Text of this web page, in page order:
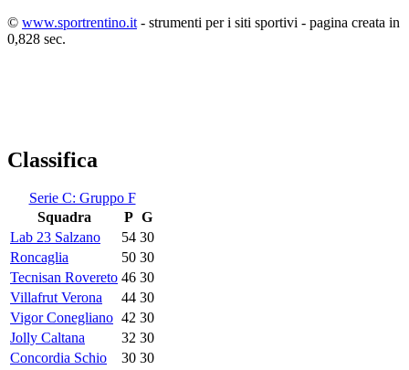
© www.sportrentino.it - strumenti per i siti sportivi - pagina creata in
0,828 sec.
Classifica
Serie C: Gruppo F
Squadra
P G
Lab 23 Salzano
54 30
Roncaglia
50 30
Tecnisan Rovereto 46 30
Villafrut Verona
44 30
Vigor Conegliano 42 30
Jolly Caltana
32 30
Concordia Schio
30 30